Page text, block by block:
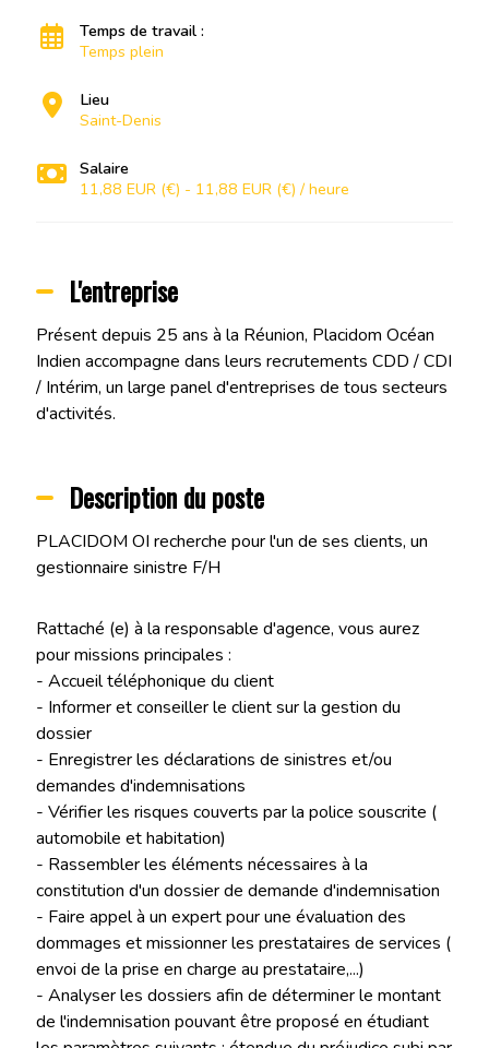
Temps de travail :
Temps plein
Lieu
Saint-Denis
Salaire
11,88 EUR (€) - 11,88 EUR (€) / heure
L'entreprise
Présent depuis 25 ans à la Réunion, Placidom Océan
Indien accompagne dans leurs recrutements CDD / CDI
/ Intérim, un large panel d'entreprises de tous secteurs
d'activités.
Description du poste
PLACIDOM OI recherche pour l'un de ses clients, un
gestionnaire sinistre F/H
Rattaché (e) à la responsable d'agence, vous aurez
pour missions principales :
- Accueil téléphonique du client
- Informer et conseiller le client sur la gestion du
dossier
- Enregistrer les déclarations de sinistres et/ou
demandes d'indemnisations
- Vérifier les risques couverts par la police souscrite (
automobile et habitation)
- Rassembler les éléments nécessaires à la
constitution d'un dossier de demande d'indemnisation
- Faire appel à un expert pour une évaluation des
dommages et missionner les prestataires de services (
envoi de la prise en charge au prestataire,...)
- Analyser les dossiers afin de déterminer le montant
de l'indemnisation pouvant être proposé en étudiant